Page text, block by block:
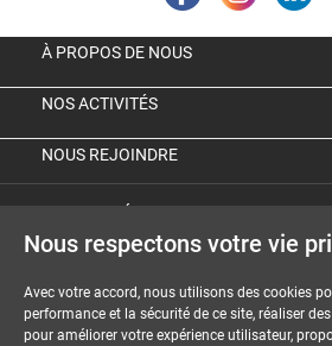
À PROPOS DE NOUS
NOS ACTIVITÉS
NOUS REJOINDRE
MENTIONS LÉGALES
Nous respectons votre vie
Avec votre accord, nous utilisons des cookies
performance et la sécurité de ce site, réaliser
pour améliorer votre expérience utilisateur,